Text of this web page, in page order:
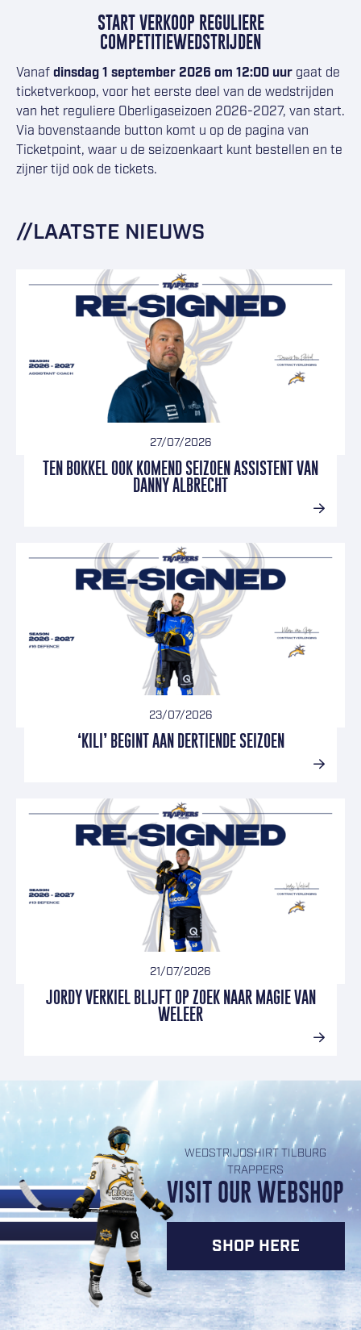
START VERKOOP REGULIERE
COMPETITIEWEDSTRIJDEN
Vanafdinsdag 1 september 2026 om 12:00 uur gaat de
ticketverkoop, voor het eerste deel van de wedstrijden
van het reguliere Oberligaseizoen 2026-2027, van start.
Via bovenstaande button komt u op de pagina van
Ticketpoint, waar u de seizoenkaart kunt bestellen en te
zijner tijd ook de tickets.
LAATSTE NIEUWS
27/07/2026
TEN BOKKEL OOK KOMEND SEIZOEN ASSISTENT VAN
DANNY ALBRECHT
23/07/2026
‘KILI’ BEGINT AAN DERTIENDE SEIZOEN
21/07/2026
JORDY VERKIEL BLIJFT OP ZOEK NAAR MAGIE VAN
WELEER
WEDSTRIJDSHIRT TILBURG
TRAPPERS
VISIT OUR WEBSHOP
SHOP HERE